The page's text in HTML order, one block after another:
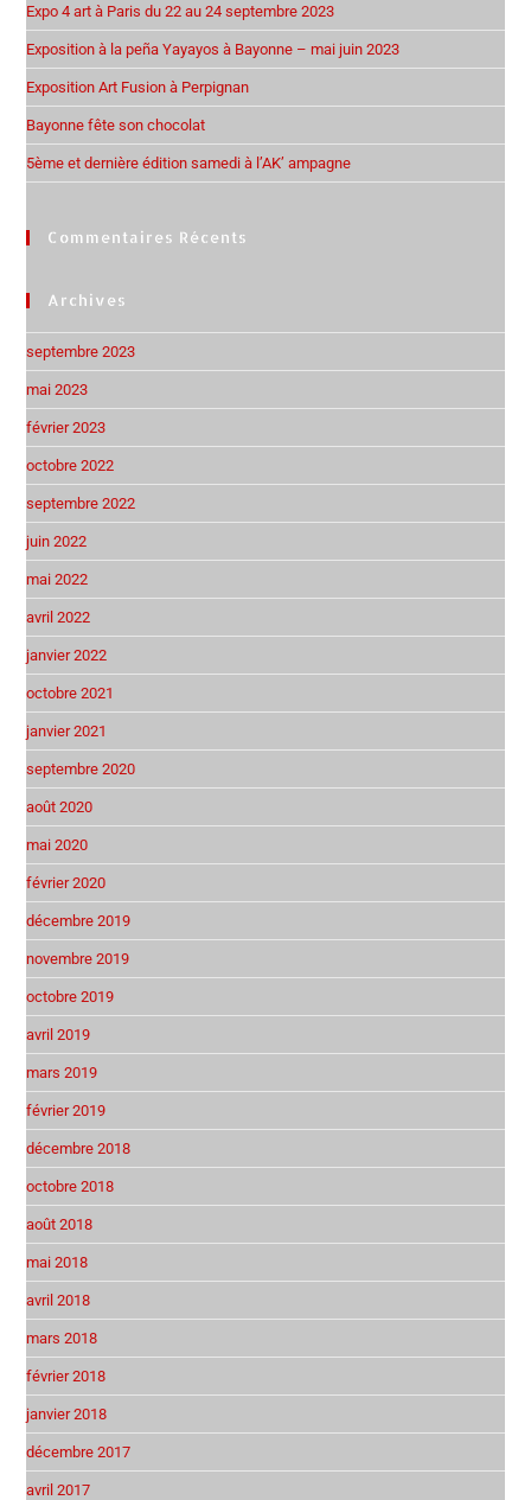
Expo 4 art à Paris du 22 au 24 septembre 2023
Exposition à la peña Yayayos à Bayonne – mai juin 2023
Exposition Art Fusion à Perpignan
Bayonne fête son chocolat
5ème et dernière édition samedi à l’AK’ ampagne
Commentaires Récents
Archives
septembre 2023
mai 2023
février 2023
octobre 2022
septembre 2022
juin 2022
mai 2022
avril 2022
janvier 2022
octobre 2021
janvier 2021
septembre 2020
août 2020
mai 2020
février 2020
décembre 2019
novembre 2019
octobre 2019
avril 2019
mars 2019
février 2019
décembre 2018
octobre 2018
août 2018
mai 2018
avril 2018
mars 2018
février 2018
janvier 2018
décembre 2017
avril 2017